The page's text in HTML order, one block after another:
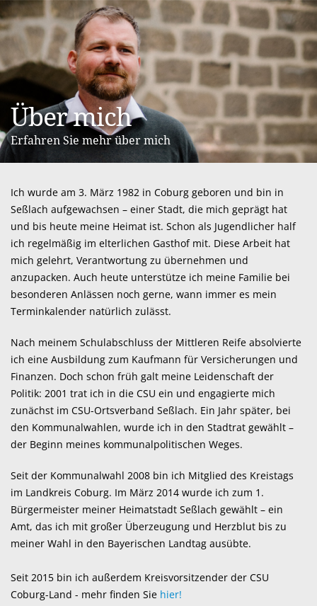
Über mich
Erfahren Sie mehr über mich
Ich wurde am 3. März 1982 in Coburg geboren und bin in
Seßlach aufgewachsen – einer Stadt, die mich geprägt hat
und bis heute meine Heimat ist. Schon als Jugendlicher half
ich regelmäßig im elterlichen Gasthof mit. Diese Arbeit hat
mich gelehrt, Verantwortung zu übernehmen und
anzupacken. Auch heute unterstütze ich meine Familie bei
besonderen Anlässen noch gerne, wann immer es mein
Terminkalender natürlich zulässt.
Nach meinem Schulabschluss der Mittleren Reife absolvierte
ich eine Ausbildung zum Kaufmann für Versicherungen und
Finanzen. Doch schon früh galt meine Leidenschaft der
Politik: 2001 trat ich in die CSU ein und engagierte mich
zunächst im CSU-Ortsverband Seßlach. Ein Jahr später, bei
den Kommunalwahlen, wurde ich in den Stadtrat gewählt –
der Beginn meines kommunalpolitischen Weges.
Seit der Kommunalwahl 2008 bin ich Mitglied des Kreistags
im Landkreis Coburg. Im März 2014 wurde ich zum 1.
Bürgermeister meiner Heimatstadt Seßlach gewählt – ein
Amt, das ich mit großer Überzeugung und Herzblut bis zu
meiner Wahl in den Bayerischen Landtag ausübte.
Seit 2015 bin ich außerdem Kreisvorsitzender der CSU
Coburg-Land - mehr finden Sie hier!